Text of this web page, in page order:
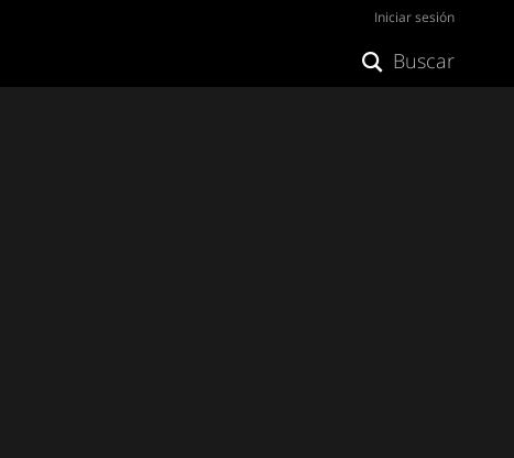
Iniciar sesión
Buscar